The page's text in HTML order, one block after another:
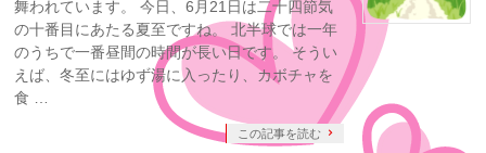
舞われています。 今日、6月21日は二十四節気
の十番目にあたる夏至ですね。 北半球では一年
のうちで一番昼間の時間が長い日です。 そうい
えば、冬至にはゆず湯に入ったり、カボチャを
食 …
この記事を読む